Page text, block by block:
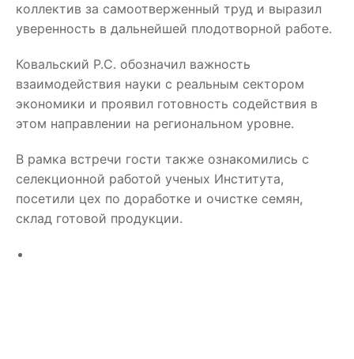
коллектив за самоотверженный труд и выразил
уверенность в дальнейшей плодотворной работе.
Ковальский Р.С. обозначил важность
взаимодействия науки с реальным сектором
экономики и проявил готовность содействия в
этом направлении на региональном уровне.
В рамка встречи гости также ознакомились с
селекционной работой ученых Института,
посетили цех по доработке и очистке семян,
склад готовой продукции.